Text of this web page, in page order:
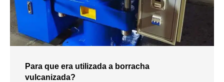
Para que era utilizada a borracha
vulcanizada?